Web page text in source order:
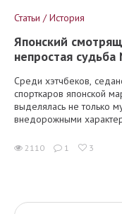
Статьи / История
Японский
непростая
Среди хэтчбеков,
спорткаров японской
выделялась не только
внедорожными
2110 1 3